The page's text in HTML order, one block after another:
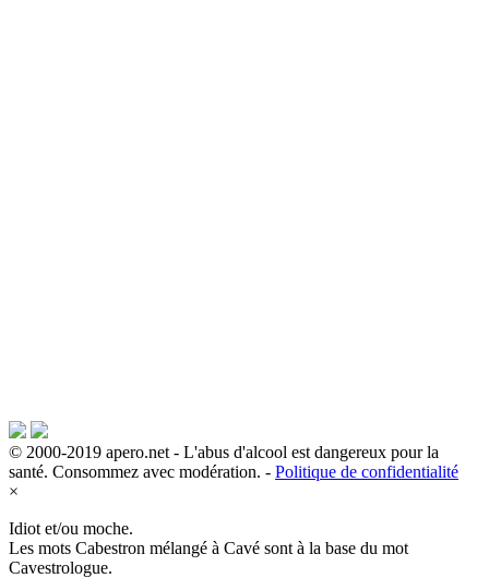
© 2000-2019 apero.net - L'abus d'alcool est dangereux pour la
santé. Consommez avec modération. - Politique de confidentialité
×
Idiot et/ou moche.
Les mots Cabestron mélangé à Cavé sont à la base du mot
Cavestrologue.